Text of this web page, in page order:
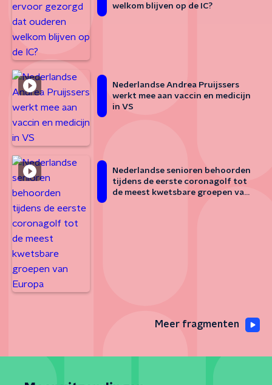
welkom blijven op de IC?
Nederlandse Andrea Pruijssers
werkt mee aan vaccin en medicijn
in VS
Nederlandse senioren behoorden
tijdens de eerste coronagolf tot
de meest kwetsbare groepen van
Meer fragmenten